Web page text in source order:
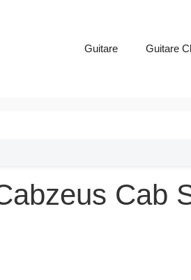
Guitare Guitare
Cab